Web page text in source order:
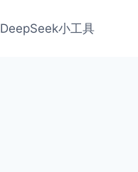
DeepSeek小工具